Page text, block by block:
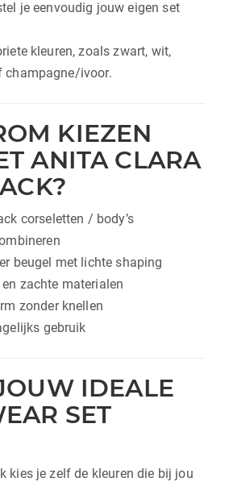
je eenvoudig jouw eigen set
kleuren, zoals zwart, wit,
champagne/ivoor.
KIEZEN
ANITA CLARA
corseletten / body’s
beugel met lichte shaping
zachte materialen
zonder knellen
gebruik
IDEALE
SET
kies je zelf de kleuren die bij jou